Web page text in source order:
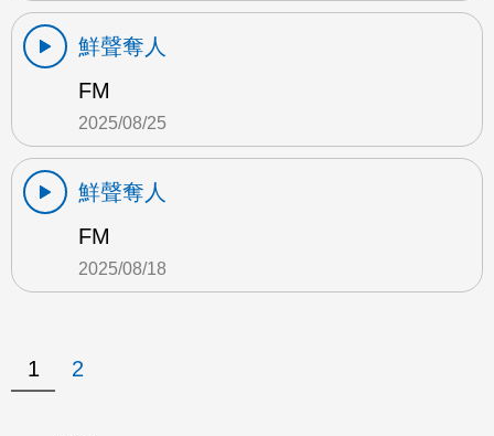
鮮聲奪人
FM
2025/08/25
鮮聲奪人
FM
2025/08/18
1 2